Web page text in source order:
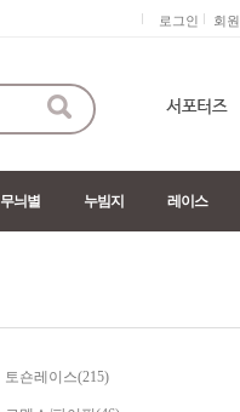
로그인 회
무늬별 누빔지 레이스
토숀레이스(215)